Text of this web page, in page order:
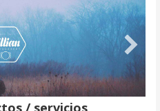
/ servicios